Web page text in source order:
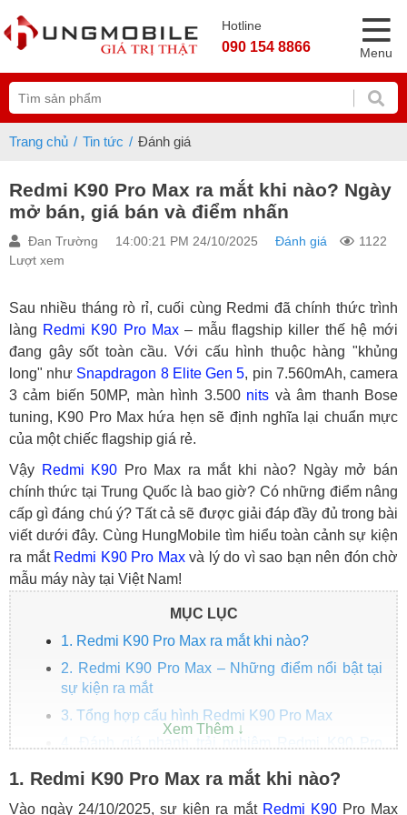
Hotline
090 154 8866 Menu
Trang chủ Tin tức Đánh giá
Redmi K90 Pro Max ra mắt khi nào? Ngày
mở bán, giá bán và điểm nhấn
Đan Trường 14:00:21 PM 24/10/2025 Đánh giá
1122
Lượt xem
Sau nhiều tháng rò rỉ, cuối cùng Redmi đã chính thức trình
làng Redmi K90 Pro Max– mẫu flagship killer thế hệ mới
đang gây sốt toàn cầu. Với cấu hình thuộc hàng "khủng
long" như Snapdragon 8 Elite Gen 5, pin 7.560mAh, camera
3 cảm biến 50MP, màn hình 3.500 nits và âm thanh Bose
tuning, K90 Pro Max hứa hẹn sẽ định nghĩa lại chuẩn mực
của một chiếc flagship giá rẻ.
Vậy Redmi K90 Pro Max ra mắt khi nào? Ngày mở bán
chính thức tại Trung Quốc là bao giờ? Có những điểm nâng
cấp gì đáng chú ý? Tất cả sẽ được giải đáp đầy đủ trong bài
viết dưới đây. Cùng HungMobile tìm hiểu toàn cảnh sự kiện
ra mắt Redmi K90 Pro Maxvà lý do vì sao bạn nên đón chờ
mẫu máy này tại Việt Nam!
MỤC LỤC
1. Redmi K90 Pro Max ra mắt khi nào?
2. Redmi K90 Pro Max – Những điểm nổi bật tại
sự kiện ra mắt
3. Tổng hợp cấu hình Redmi K90 Pro Max
đầu tiên
1. Redmi K90 Pro Max ra mắt khi nào?
Vào ngày 24/10/2025, sự kiện ra mắt Redmi K90 Pro Max